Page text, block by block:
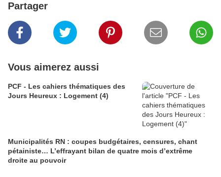
Partager
Vous aimerez aussi
PCF - Les cahiers thématiques des
Jours Heureux : Logement (4)
Municipalités RN : coupes budgétaires, censures, chant
pétainiste… L’effrayant bilan de quatre mois d’extrême
droite au pouvoir